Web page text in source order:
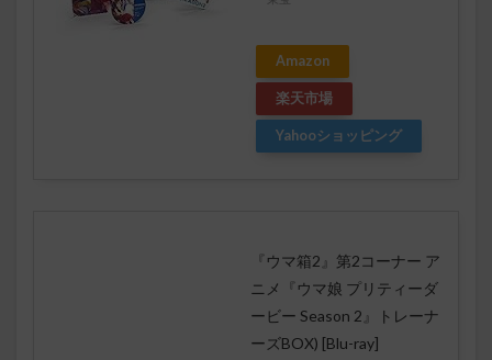
Amazon
楽天市場
Yahooショッピング
『ウマ箱2』第2コーナー ア
ニメ『ウマ娘 プリティーダ
ービー Season 2』トレーナ
ーズBOX) [Blu-ray]